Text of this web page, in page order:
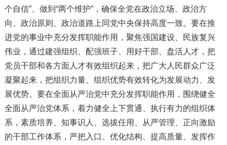
个自信”、做到“两个维护”，确保全党在政治立场、政治方
向、政治原则、政治道路上同党中央保持高度一致。要在推
进党的事业中充分发挥职能作用，聚焦强国建设、民族复兴
伟业，通过建强组织、配强班子、用好干部、盘活人才，把
党员干部和各方面人才有效组织起来，把广大人民群众广泛
凝聚起来，把组织力量、组织优势有效转化为发展动力、发
展优势。要在全面从严治党中充分发挥职能作用，围绕健全
全面从严治党体系，着力健全上下贯通、执行有力的组织体
系，素质培养、知事识人、选拔任用、从严管理、正向激励
的干部工作体系，严把入口、优化结构、提高质量、发挥作